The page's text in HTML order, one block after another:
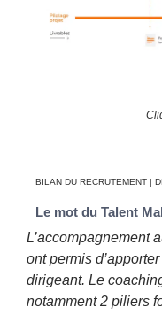
BILAN DU RECRUTEMENT |
Le mot du Talent
L’accompagnement
ont permis
dirigeant. Le
notamment 2 piliers